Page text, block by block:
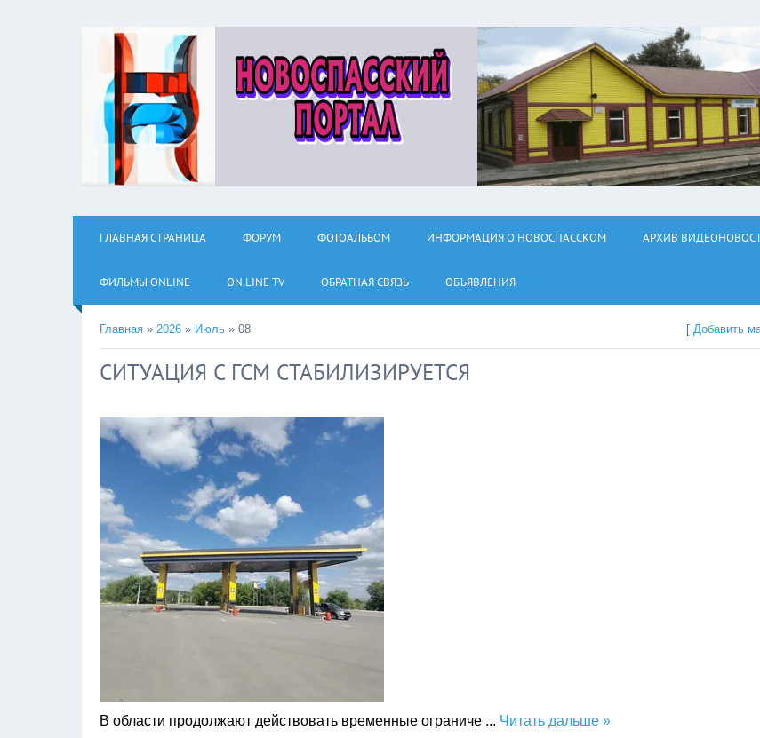
ГЛАВНАЯ СТРАНИЦА ФОРУМ ФОТОАЛЬБОМ ИНФОРМАЦИЯ О НОВОСПАССКОМ АРХИВ
ФИЛЬМЫ ОNLINE ON LINE TV ОБРАТНАЯ СВЯЗЬ ОБЪЯВЛЕНИЯ
Главная » 2026 » Июль » 08 [Добавить
СИТУАЦИЯ С ГСМ СТАБИЛИЗИРУЕТСЯ
В области продолжают действовать временные ограниче ... Читать дальше »